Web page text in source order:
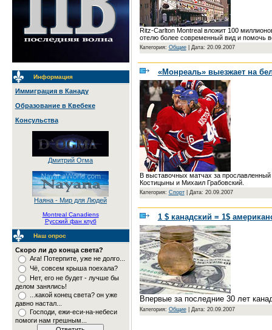
Информация
Иммиграция в Канаду
Образование в Квебеке
Консульства
Дмитрий Огма
Наяна - Мир для Людей
Montreal Canadiens
Русский фан клуб
Наш опрос
Скоро ли до конца света?
Ага! Потерпите, уже не долго...
Чё, совсем крыша поехала?
Нет, его не будет - лучше бы
делом занялись!
...какой конец света? он уже
давно настал...
Господи, ежи-еси-на-небеси
помоги нам грешным...
Ritz-Carlton Montreal вложит 100
отелю более современный вид и помочь
Категория: Общие| Дата: 20.09.2007
«Монреаль» выезжает на
В выставочных матчах за
Костицыны и Михаил Грабовский.
Категория: Спорт| Дата: 20.09.2007
1 $ канадский = 1$
Впервые за последние 30 лет
Категория: Общие| Дата: 20.09.2007